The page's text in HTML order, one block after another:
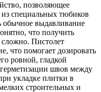
позволяющее
специальных тюбиков
обычное выдавливание
что получить
Пистолет
что помогает дозировать
ровной, гладкой
швов между
укладке плитки в
строительных и